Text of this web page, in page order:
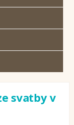
svatby v